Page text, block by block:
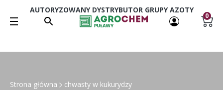
AUTORYZOWANY DYSTRYBUTOR GRUPY AZOTY
0
Strona główna chwasty w kukurydzy